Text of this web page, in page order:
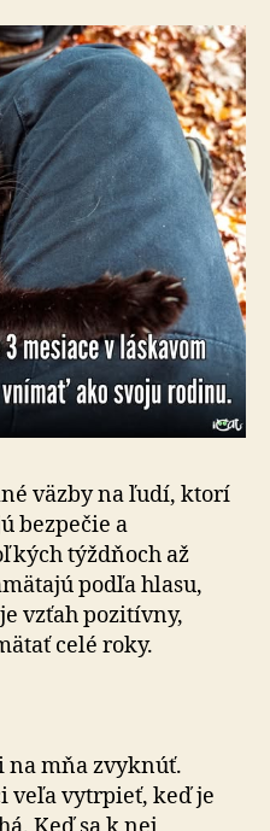
väzby na ľudí, ktorí
bezpečie a
týždňoch až
podľa hlasu,
vzťah pozitívny,
celé roky.
na mňa zvyknúť.
veľa vytrpieť, keď je